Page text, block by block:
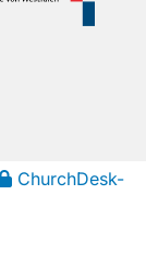
ChurchDesk-